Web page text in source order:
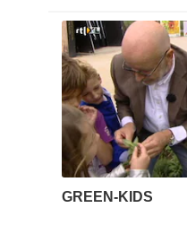
GREEN-KIDS